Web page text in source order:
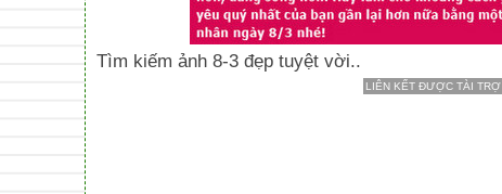
Tìm kiếm ảnh 8-3 đẹp tuyệt vời..
LIÊN KẾT ĐƯỢC TÀI TRỢ